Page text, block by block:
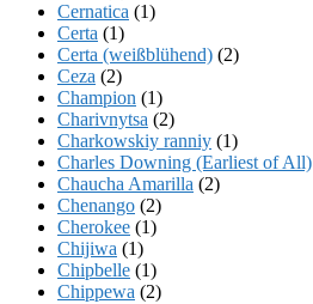
Cernatica (1)
Certa (1)
Certa (weißblühend) (2)
Ceza (2)
Champion (1)
Charivnytsa (2)
Charkowskiy ranniy (1)
Charles Downing (Earliest of All)
Chaucha Amarilla (2)
Chenango (2)
Cherokee (1)
Chijiwa (1)
Chipbelle (1)
Chippewa (2)